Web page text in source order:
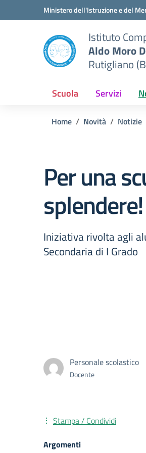
Vai ai contenuti
Vai al menu di navigazioneMinistero dell'Istruzione e del
Istituto
Aldo Moro
Rutigliano
Scuola Servizi
Home Novità Notizie
Per una
splendere!
Iniziativa rivolta agli
Secondaria di I Grado
Personale scolastico
Docente
Stampa / Condividi
Argomenti